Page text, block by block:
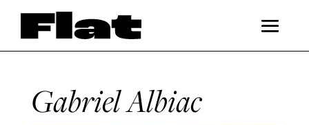
Gabriel Albiac